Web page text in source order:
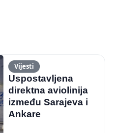
Vijesti
Uspostavljena
direktna aviolinija
između Sarajeva i
Ankare